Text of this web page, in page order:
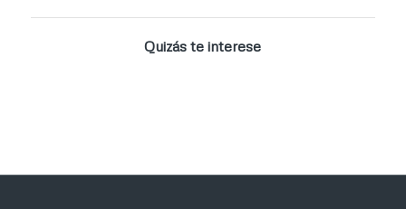
Quizás te interese